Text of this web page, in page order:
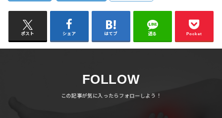
ポスト シェア はてブ 送る Pocket
FOLLOW